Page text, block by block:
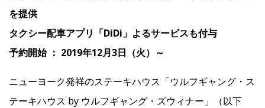
Franchise
Recruit
を提供
タクシー配車アプリ「DiDi」よるサービスも付与
予約開始 ： 2019年12月3日（火）～
ニューヨーク発祥のステーキハウス「ウルフギャング・ス
テーキハウス by ウルフギャング・ズウィナー」（以下